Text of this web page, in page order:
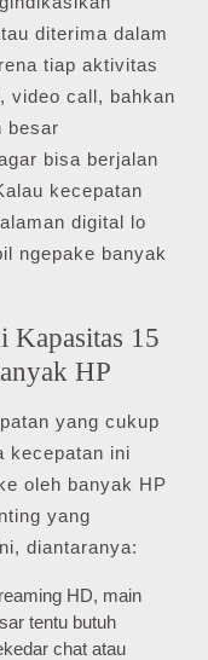
diterima dalam
tiap aktivitas
video call, bahkan
besar
bisa berjalan
kecepatan
digital lo
ngepake banyak
Kapasitas 15
HP
yang cukup
kecepatan ini
oleh banyak HP
yang
diantaranya:
HD, main
tentu butuh
chat atau